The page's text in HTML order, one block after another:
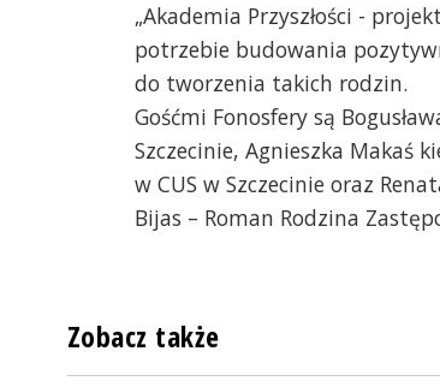
„Akademia Przyszłości -
potrzebie budowania
do tworzenia takich rodzin.
Gośćmi Fonosfery są
Szczecinie, Agnieszka Makaś
w CUS w Szczecinie oraz
Bijas – Roman Rodzina
Zobacz także